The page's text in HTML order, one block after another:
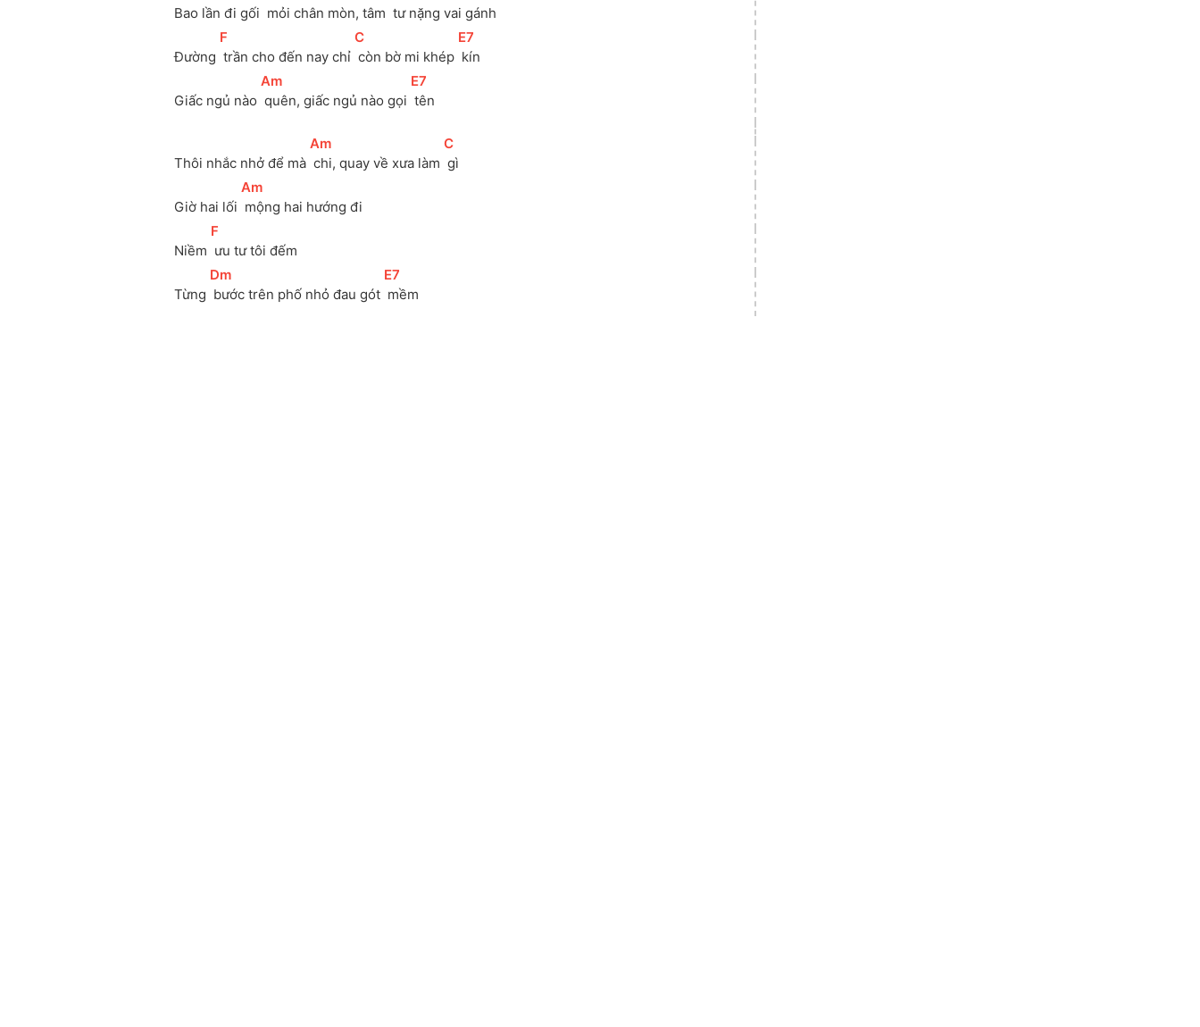
Bao lần đi gối mỏi chân mòn, tâm tư nặng vai gánh
Đường
[F
trần cho đến nay chỉ
[
C
còn bờ mi khép
[E7
kín
Giấc ngủ nào
[
Am
quên, giấc ngủ nào gọi
[E7
tên
Thôi nhắc nhở để mà
[
Am
chi, quay về xưa làm
[
C
gì
Giờ hai lối
[
Am
mộng hai hướng đi
Niềm
[F
ưu tư tôi đếm
Từng
[Dm
bước trên phố nhỏ đau gót
[E7
mềm